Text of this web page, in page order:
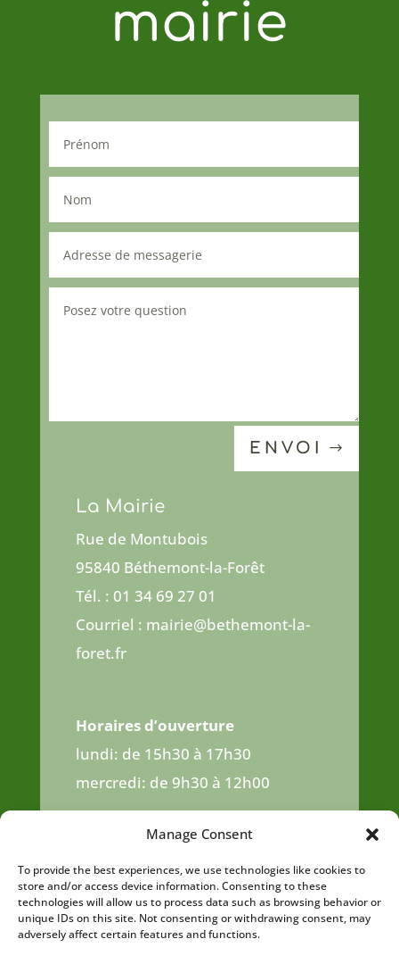
Manage Consent
To provide the best experiences, we use technologies like cookies to
store and/or access device information. Consenting to these
technologies will allow us to process data such as browsing behavior or
unique IDs on this site. Not consenting or withdrawing consent, may
adversely affect certain features and functions.
mairie
ENVOI
La Mairie
Rue de Montubois
95840 Béthemont-la-Forêt
Tél. : 01 34 69 27 01
Courriel : mairie@bethemont-la-
foret.fr
Horaires d’ouverture
lundi: de 15h30 à 17h30
mercredi: de 9h30 à 12h00
jeudi : de 16h00 à 18h30